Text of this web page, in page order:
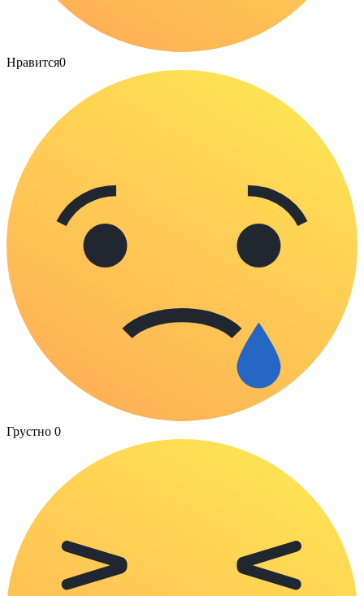
Нравится0
Грустно 0